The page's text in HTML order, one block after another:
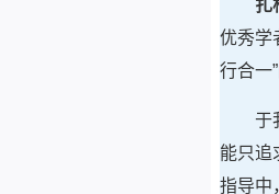
扎
优秀学
行合一
于
能只追
指导中